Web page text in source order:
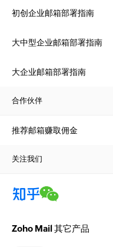
初创企业邮箱部署指南
大中型企业邮箱部署指南
大企业邮箱部署指南
合作伙伴
推荐邮箱赚取佣金
关注我们
Zoho Mail 其它产品